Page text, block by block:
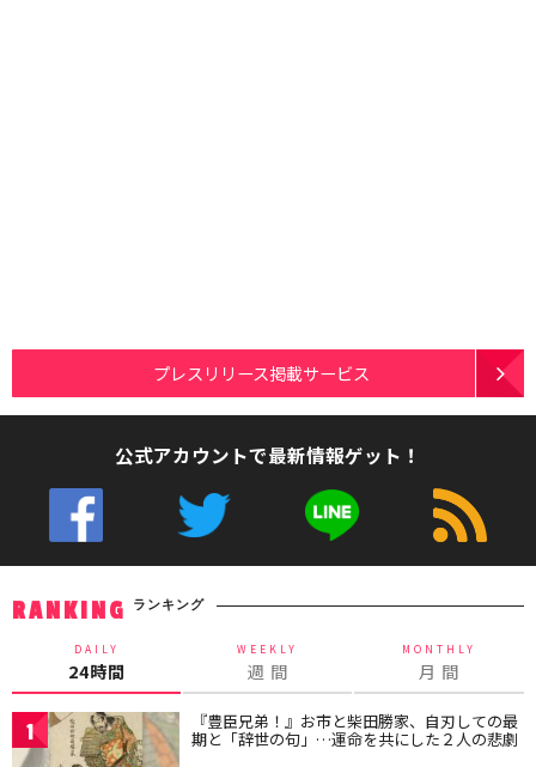
プレスリリース掲載サービス
公式アカウントで最新情報ゲット！
RANKING ランキング
DAILY
24時間
WEEKLY
週 間
MONTHLY
月 間
1 『豊臣兄弟！』お市と柴田勝家、自刃しての最
期と「辞世の句」…運命を共にした２人の悲劇